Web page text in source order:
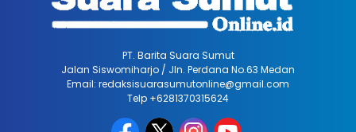
PT. Barita Suara Sumut
Jalan Siswomiharjo / Jln. Perdana No.63 Medan
Email: redaksisuarasumutonline@gmail.com
Telp +6281370315624